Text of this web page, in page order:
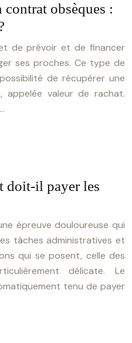
contrat obsèques :
de prévoir et de financer
ses proches. Ce type de
de récupérer une
appelée valeur de rachat.
doit-il payer les
épreuve douloureuse qui
tâches administratives et
qui se posent, celle des
délicate. Le
tenu de payer